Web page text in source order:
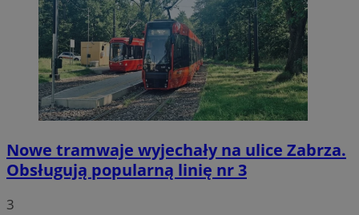
Nowe tramwaje wyjechały na ulice Zabrza.
Obsługują popularną linię nr 3
3